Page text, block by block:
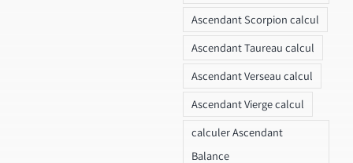
Ascendant Scorpion calcul
Ascendant Taureau calcul
Ascendant Verseau calcul
Ascendant Vierge calcul
calculer Ascendant
Balance